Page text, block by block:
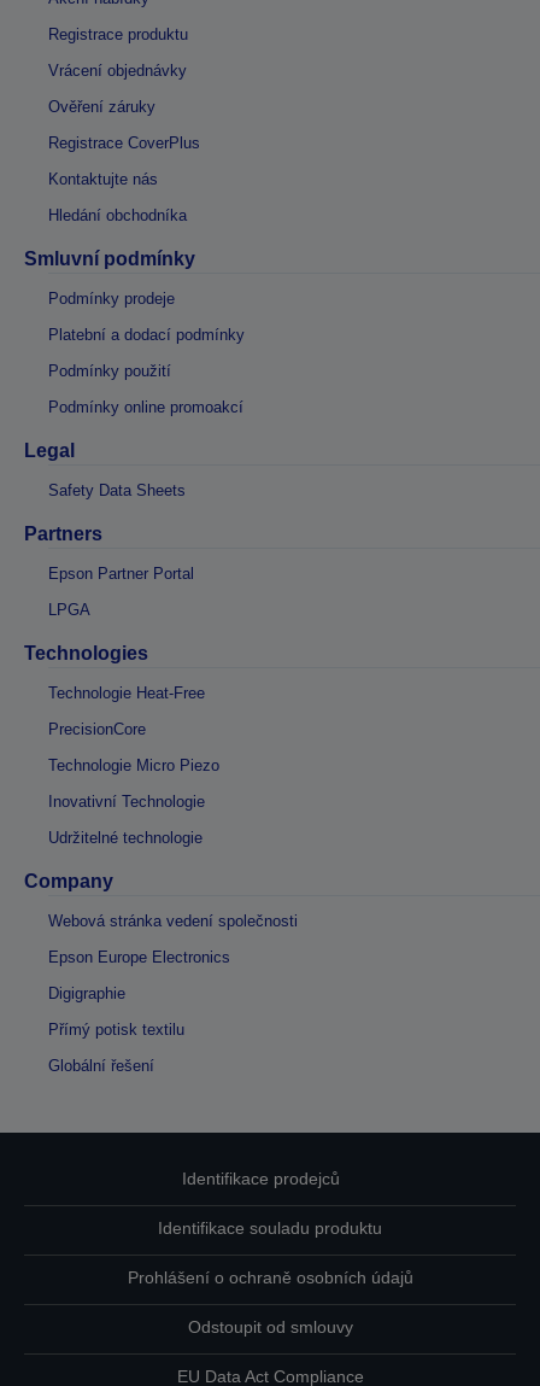
Registrace produktu
Vrácení objednávky
Ověření záruky
Registrace CoverPlus
Kontaktujte nás
Hledání obchodníka
Smluvní podmínky
Podmínky prodeje
Platební a dodací podmínky
Podmínky použití
Podmínky online promoakcí
Legal
Safety Data Sheets
Partners
Epson Partner Portal
LPGA
Technologies
Technologie Heat-Free
PrecisionCore
Technologie Micro Piezo
Inovativní Technologie
Udržitelné technologie
Company
Webová stránka vedení společnosti
Epson Europe Electronics
Digigraphie
Přímý potisk textilu
Globální řešení
Identifikace prodejců
Identifikace souladu produktu
Prohlášení o ochraně osobních údajů
Odstoupit od smlouvy
EU Data Act Compliance